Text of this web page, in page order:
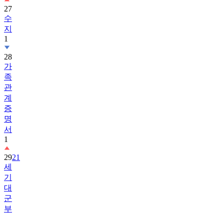
27
수
지
1
28
가
족
관
계
증
명
서
1
2921
세
기
대
군
부